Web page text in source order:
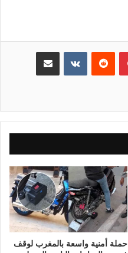
بينتيريست مشاركة عبر البريد
حملة أمنية واسعة بالمغرب لوقف